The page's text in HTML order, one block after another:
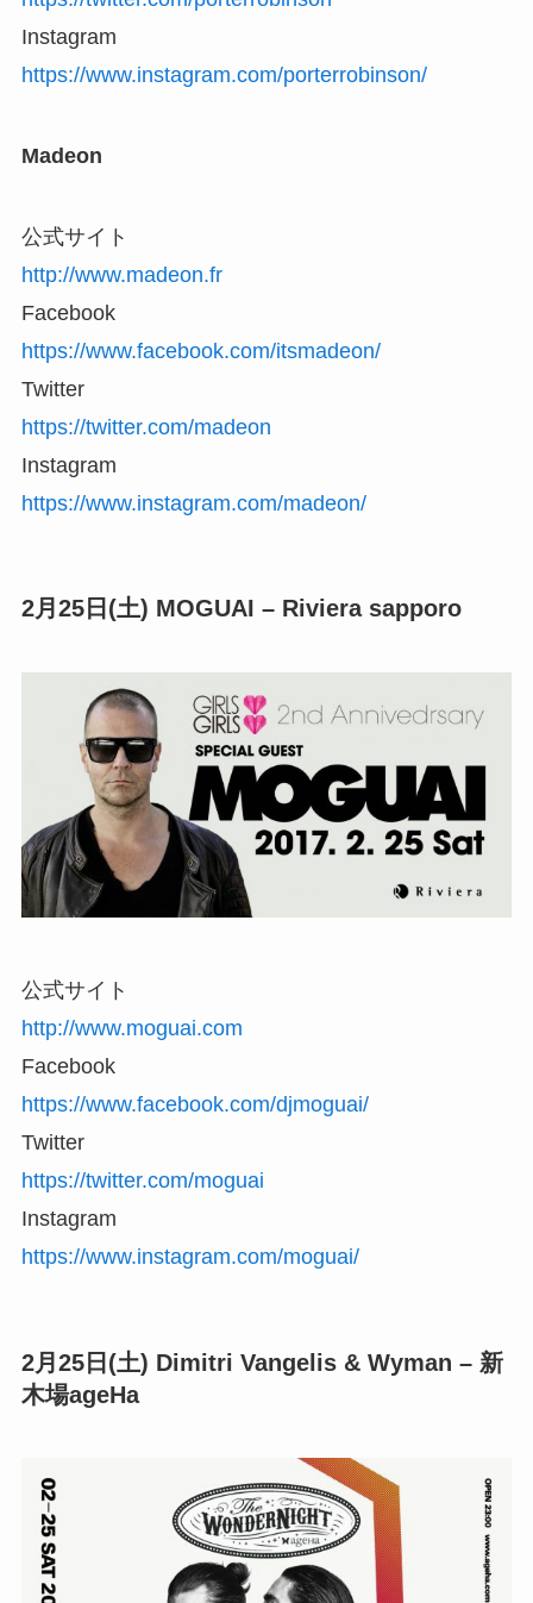
Instagram
https://www.instagram.com/porterrobinson/
Madeon
公式サイト
http://www.madeon.fr
Facebook
https://www.facebook.com/itsmadeon/
Twitter
https://twitter.com/madeon
Instagram
https://www.instagram.com/madeon/
2月25日(土) MOGUAI – Riviera sapporo
公式サイト
http://www.moguai.com
Facebook
https://www.facebook.com/djmoguai/
Twitter
https://twitter.com/moguai
Instagram
https://www.instagram.com/moguai/
2月25日(土) Dimitri Vangelis & Wyman – 新
木場ageHa